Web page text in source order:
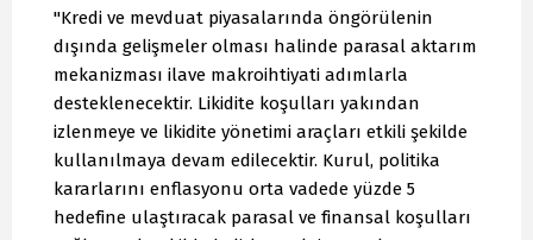
"Kredi ve mevduat piyasalarında öngörülenin
dışında gelişmeler olması halinde parasal aktarım
mekanizması ilave makroihtiyati adımlarla
desteklenecektir. Likidite koşulları yakından
izlenmeye ve likidite yönetimi araçları etkili şekilde
kullanılmaya devam edilecektir. Kurul, politika
kararlarını enflasyonu orta vadede yüzde 5
hedefine ulaştıracak parasal ve finansal koşulları